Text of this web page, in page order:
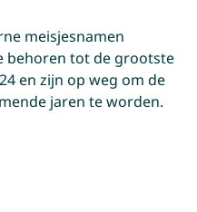
meisjesnamen
behoren tot de grootste
en zijn op weg om de
jaren te worden.